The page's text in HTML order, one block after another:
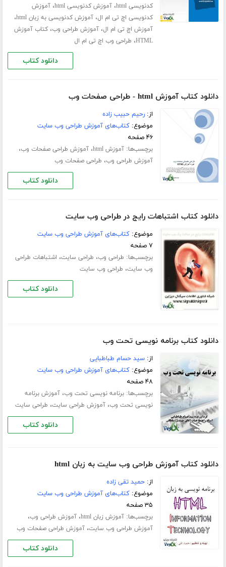
کدنویسی html
،آموزش کدنویسی html ،آموزش
کدنویسی اچ تی ام ال،آموزش کدنویسی به زبان html ،
آموزش اچ تی ام ال،آموزش طراحی وب،کتاب آموزش
HTML، طراحی وب اچ تی ام ال
دانلود کتاب
دانلود کتاب آموزش html - طراحی صفحات وب
از:رحیم حبیب زاده
موضوع:کتاب‌های آموزش طراحی وب سایت
۴۶ صفحه
برچسب‌ها:آموزش html ،آموزش طراحی صفحات وب،
آموزش طراحی وب، طراحی صفحات وب
دانلود کتاب
دانلود کتاب اشتباهات رایج در طراحی وب سایت
موضوع:کتاب‌های آموزش طراحی وب سایت
۷ صفحه
برچسب‌ها: طراحی وب، طراحی سایت، اشتباهات طراحی
وب سایت، طراحی وب سایت
دانلود کتاب
دانلود کتاب برنامه نویسی تحت وب
از:سید حسام طباطبایی
موضوع:کتاب‌های آموزش طراحی وب سایت
۴۸ صفحه
برچسب‌ها:برنامه نویسی تحت وب،آموزش برنامه
نویسی تحت وب،آموزش طراحی سایت، طراحی سایت
دانلود کتاب
دانلود کتاب آموزش طراحی وب سایت به زبان html
از:حمید تقی زاده
موضوع:کتاب‌های آموزش طراحی وب سایت
۳۵ صفحه
برچسب‌ها:آموزش زبان html ،آموزش طراحی وب،
آموزش طراحی وب سایت،آموزش طراحی صفحات وب
دانلود کتاب